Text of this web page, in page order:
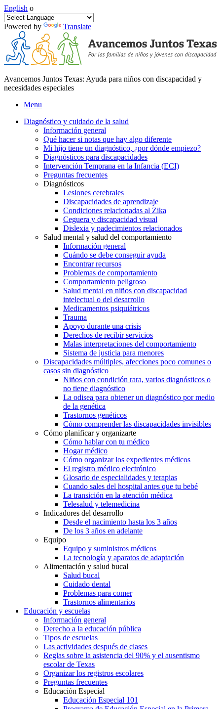
English o
Powered by Translate
Avancemos Juntos Texas: Ayuda para niños con discapacidad y
necesidades especiales
Menu
Diagnóstico y cuidado de la salud
Información general
Qué hacer si notas que hay algo diferente
Mi hijo tiene un diagnóstico, ¿por dónde empiezo?
Diagnósticos para discapacidades
Intervención Temprana en la Infancia (ECI)
Preguntas frecuentes
Diagnósticos
Lesiones cerebrales
Discapacidades de aprendizaje
Condiciones relacionadas al Zika
Ceguera y discapacidad visual
Dislexia y padecimientos relacionados
Salud mental y salud del comportamiento
Información general
Cuándo se debe conseguir ayuda
Encontrar recursos
Problemas de comportamiento
Comportamiento peligroso
Salud mental en niños con discapacidad
intelectual o del desarrollo
Medicamentos psiquiátricos
Trauma
Apoyo durante una crisis
Derechos de recibir servicios
Malas interpretaciones del comportamiento
Sistema de justicia para menores
Discapacidades múltiples, afecciones poco comunes o
casos sin diagnóstico
Niños con condición rara, varios diagnósticos o
no tiene diagnóstico
La odisea para obtener un diagnóstico por medio
de la genética
Trastornos genéticos
Cómo comprender las discapacidades invisibles
Cómo planificar y organizarte
Cómo hablar con tu médico
Hogar médico
Cómo organizar los expedientes médicos
El registro médico electrónico
Glosario de especialidades y terapias
Cuando sales del hospital antes que tu bebé
La transición en la atención médica
Telesalud y telemedicina
Indicadores del desarrollo
Desde el nacimiento hasta los 3 años
De los 3 años en adelante
Equipo
Equipo y suministros médicos
La tecnología y aparatos de adaptación
Alimentación y salud bucal
Salud bucal
Cuidado dental
Problemas para comer
Trastornos alimentarios
Educación y escuelas
Información general
Derecho a la educación pública
Tipos de escuelas
Las actividades después de clases
Reglas sobre la asistencia del 90% y el ausentismo
escolar de Texas
Organizar los registros escolares
Preguntas frecuentes
Educación Especial
Educación Especial 101